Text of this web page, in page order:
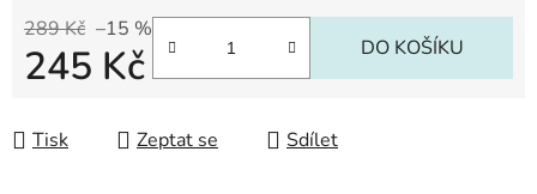
289 Kč –15 %
245 Kč DO KOŠÍKU
Tisk Zeptat se Sdílet